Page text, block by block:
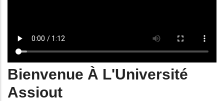
Bienvenue À L'Université
Assiout